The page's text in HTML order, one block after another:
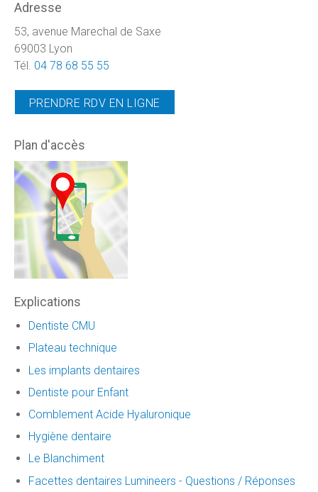
Adresse
53, avenue Marechal de Saxe
69003 Lyon
Tél. 04 78 68 55 55
PRENDRE RDV EN LIGNE
Plan d'accès
Explications
Dentiste CMU
Plateau technique
Les implants dentaires
Dentiste pour Enfant
Comblement Acide Hyaluronique
Hygiène dentaire
Le Blanchiment
Facettes dentaires Lumineers - Questions / Réponses